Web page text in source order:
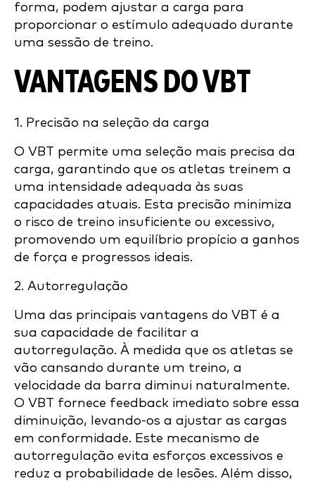
forma, podem ajustar a carga para
proporcionar o estímulo adequado durante
uma sessão de treino.
VANTAGENS DO VBT
1. Precisão na seleção da carga
O VBT permite uma seleção mais precisa da
carga, garantindo que os atletas treinem a
uma intensidade adequada às suas
capacidades atuais. Esta precisão minimiza
o risco de treino insuficiente ou excessivo,
promovendo um equilíbrio propício a ganhos
de força e progressos ideais.
2. Autorregulação
Uma das principais vantagens do VBT é a
sua capacidade de facilitar a
autorregulação. À medida que os atletas se
vão cansando durante um treino, a
velocidade da barra diminui naturalmente.
O VBT fornece feedback imediato sobre essa
diminuição, levando-os a ajustar as cargas
em conformidade. Este mecanismo de
autorregulação evita esforços excessivos e
reduz a probabilidade de lesões. Além disso,